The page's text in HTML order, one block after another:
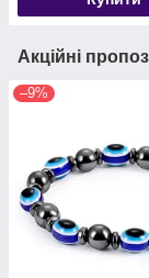
Акційні
–9%